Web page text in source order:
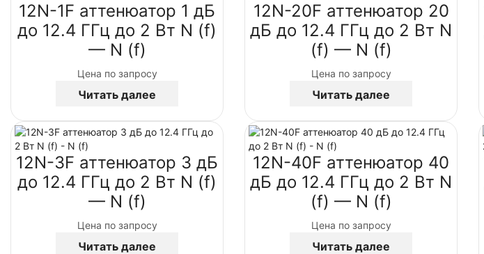
12N-1F аттенюатор 1 дБ
до 12.4 ГГц до 2 Вт N (f)
— N (f)
Цена по запросу
Читать далее
12N-20F аттенюатор 20
дБ до 12.4 ГГц до 2 Вт N
(f) — N (f)
Цена по запросу
Читать далее
12N-3F аттенюатор 3 дБ
до 12.4 ГГц до 2 Вт N (f)
— N (f)
Цена по запросу
Читать далее
12N-40F аттенюатор 40
дБ до 12.4 ГГц до 2 Вт N
(f) — N (f)
Цена по запросу
Читать далее